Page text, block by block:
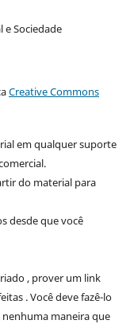
e Sociedade
Creative Commons
em qualquer suporte
do material para
desde que você
, prover um link
. Você deve fazê-lo
maneira que